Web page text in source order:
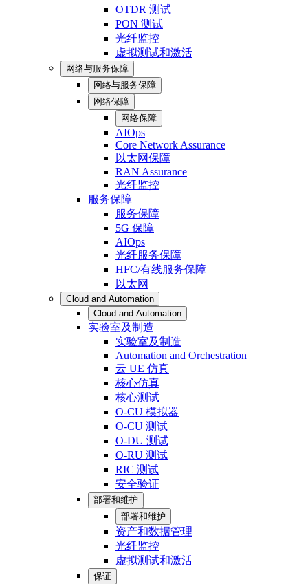
OTDR 测试
PON 测试
光纤监控
虚拟测试和激活
网络与服务保障
网络与服务保障
网络保障
网络保障
AIOps
Core Network Assurance
以太网保障
RAN Assurance
光纤监控
服务保障
服务保障
5G 保障
AIOps
光纤服务保障
HFC/有线服务保障
以太网
Cloud and Automation
Cloud and Automation
实验室及制造
实验室及制造
Automation and Orchestration
云 UE 仿真
核心仿真
核心测试
O-CU 模拟器
O-CU 测试
O-DU 测试
O-RU 测试
RIC 测试
安全验证
部署和维护
部署和维护
资产和数据管理
光纤监控
虚拟测试和激活
保证